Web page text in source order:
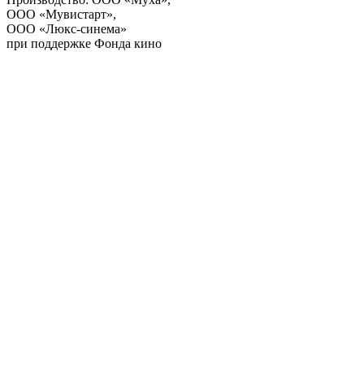
ООО «Мувистарт»,
ООО «Люкс-синема»
при поддержке Фонда кино